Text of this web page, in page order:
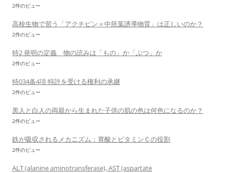
2件のビュー
高校生物で習う「アクチビン＝中胚葉誘導物質」は正しいのか？
2件のビュー
特2 発明の定義 物の読みは「もの」か「ぶつ」か
2件のビュー
特034条4項 特許を受ける権利の承継
2件のビュー
黒人と白人の両親から生まれた子供の肌の色は何色になるのか？
2件のビュー
鉄が吸収されるメカニズム：胃酸とビタミンＣの役割
2件のビュー
ALT (alanine aminotransferase), AST (aspartate